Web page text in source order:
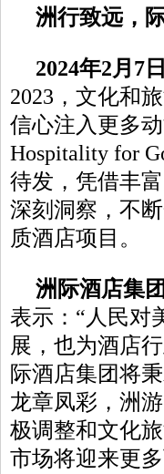
洲行致远，
2024年2月7
2023，文化和
信心注入更多
Hospitality for
待发，凭借丰
深刻洞察，不
质酒店项目。
洲际酒店集
表示：“人民对
展，也为酒店
际酒店集团将
龙章凤彩，洲
极调整和文化
市场将迎来更